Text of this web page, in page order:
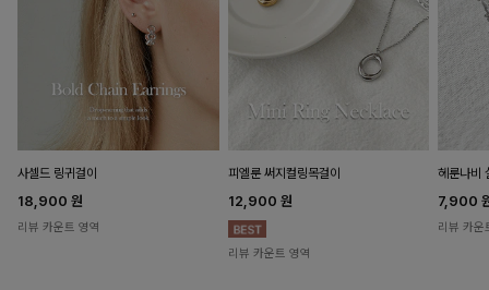
사셀드 링귀걸이
18,900 원
리뷰 카운트 영역
피엘룬 써지컬링목걸이
12,900 원
리뷰 카운트 영역
헤룬나비
7,900
리뷰 카운